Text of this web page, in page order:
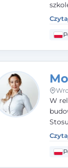
status
W
które